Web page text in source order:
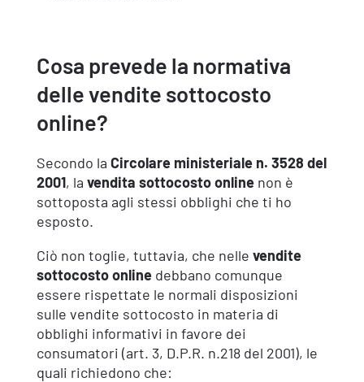
Cosa prevede la normativa
delle vendite sottocosto
online?
Secondo la Circolare ministeriale n. 3528 del
2001, la vendita sottocosto online non è
sottoposta agli stessi obblighi che ti ho
esposto.
Ciò non toglie, tuttavia, che nelle vendite
sottocosto online debbano comunque
essere rispettate le normali disposizioni
sulle vendite sottocosto in materia di
obblighi informativi in favore dei
consumatori (art. 3, D.P.R. n.218 del 2001), le
quali richiedono che: